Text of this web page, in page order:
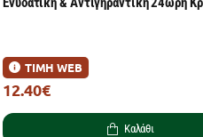
ΤΙΜΗ WEB
12.40€
Καλάθι